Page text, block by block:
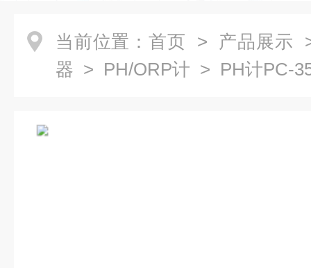
当前位置： 首页 > 产品展示
器 > PH/ORP计 > PH计PC-